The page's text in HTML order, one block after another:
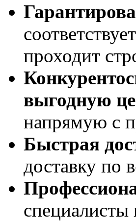
проходит
выгодную
напрямую с
Быстрая
доставку по
специалисты